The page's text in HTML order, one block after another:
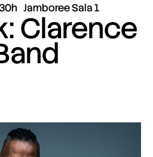
Jamboree Sala 1
Clarence